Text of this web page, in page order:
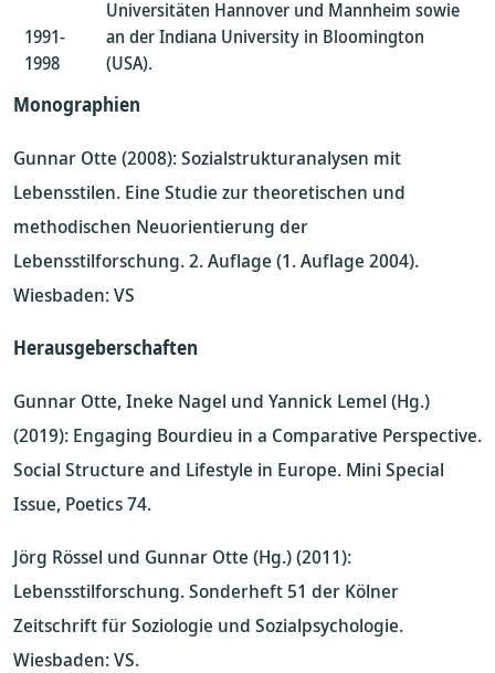
1991-
1998
Universitäten Hannover und Mannheim sowie
an der Indiana University in Bloomington
(USA).
Monographien
Gunnar Otte (2008): Sozialstrukturanalysen mit
Lebensstilen. Eine Studie zur theoretischen und
methodischen Neuorientierung der
Lebensstilforschung. 2. Auflage (1. Auflage 2004).
Wiesbaden: VS
Herausgeberschaften
Gunnar Otte, Ineke Nagel und Yannick Lemel (Hg.)
(2019): Engaging Bourdieu in a Comparative Perspective.
Social Structure and Lifestyle in Europe. Mini Special
Issue, Poetics 74.
Jörg Rössel und Gunnar Otte (Hg.) (2011):
Lebensstilforschung. Sonderheft 51 der Kölner
Zeitschrift für Soziologie und Sozialpsychologie.
Wiesbaden: VS.